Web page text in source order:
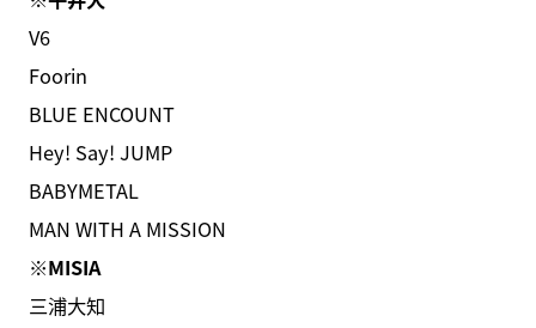
V6
Foorin
BLUE ENCOUNT
Hey! Say! JUMP
BABYMETAL
MAN WITH A MISSION
※MISIA
三浦大知